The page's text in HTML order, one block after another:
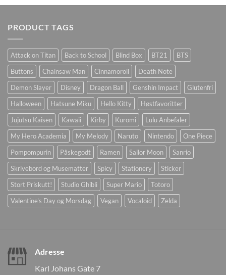
PRODUCT TAGS
Attack on Titan Back to School Blind Box BT21
BTS
Buttons
Chainsaw Man Cinnamoroll
Death Note
Demon Slayer
Disney Dragon Ball Genshin Impact
Glutenfri
Halloween
Hatsune Miku Hello Kitty
Høstfavoritter
Jujutsu Kaisen
Kawaii Kirby Kuromi
Lulu Anbefaler
My Hero Academia
My Melody Naruto Nintendo
One Piece
Pompompurin
Påskegodt Ramen Sailor Moon
Sanrio
Skrivebord og Musematter
Spicy Stationery
Sticker
Stort Priskutt!
Studio Ghibli Super Mario
Totoro
Valentine's Day og Morsdag
Vegan Vocaloid Zelda
Adresse
Karl Johans Gate 7